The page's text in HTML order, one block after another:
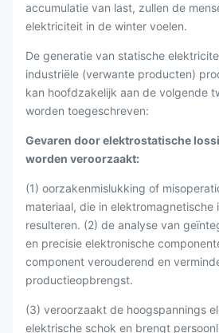
accumulatie van last, zullen de
elektriciteit in de winter voelen.
De generatie van statische
industriële (verwante producten)
kan hoofdzakelijk aan de volgende
worden toegeschreven:
Gevaren door elektrostatische
worden veroorzaakt:
(1) oorzakenmislukking of
materiaal, die in elektromagnetische
resulteren. (2) de analyse van
en precisie elektronische
component verouderend en
productieopbrengst.
(3) veroorzaakt de hoogspannings
elektrische schok en brengt